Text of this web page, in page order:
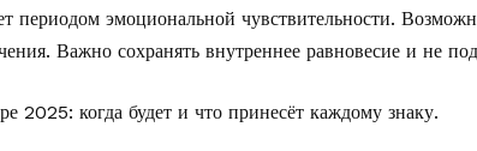
периодом эмоциональной чувствительности.
Важно сохранять внутреннее равновесие и не
2025: когда будет и что принесёт каждому знаку.